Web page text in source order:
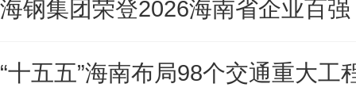
海钢集团荣登2026海南省企业百强
“十五五”海南布局98个交通重大工